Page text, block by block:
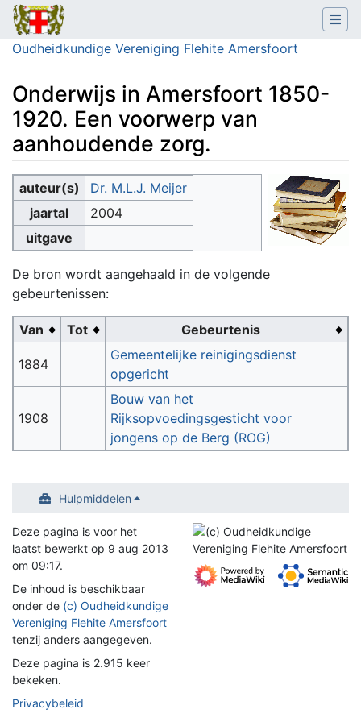
Oudheidkundige Vereniging Flehite Amersfoort
Onderwijs in Amersfoort 1850-
1920. Een voorwerp van
aanhoudende zorg.
Ga naar:navigatie , zoeken
auteur(s)
Dr. M.L.J. Meijer
jaartal
2004
uitgave
De bron wordt aangehaald in de volgende
gebeurtenissen:
Van Tot Gebeurtenis
1884
Gemeentelijke reinigingsdienst
opgericht
1908
Bouw van het
Rijksopvoedingsgesticht voor
jongens op de Berg (ROG)
Hulpmiddelen
Deze pagina is voor het
laatst bewerkt op 9 aug 2013
om 09:17.
De inhoud is beschikbaar
onder de (c) Oudheidkundige
Vereniging Flehite Amersfoort
tenzij anders aangegeven.
Deze pagina is 2.915 keer
bekeken.
Privacybeleid